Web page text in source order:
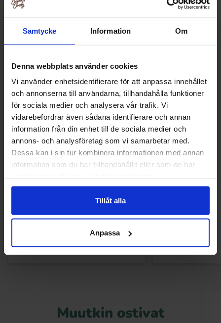
Samtycke Information Om
Denna webbplats använder cookies
Vi använder enhetsidentifierare för att anpassa innehållet
och annonserna till användarna, tillhandahålla funktioner
för sociala medier och analysera vår trafik. Vi
vidarebefordrar även sådana identifierare och annan
information från din enhet till de sociala medier och
annons- och analysföretag som vi samarbetar med.
Dessa kan i sin tur kombinera informationen med annan
information som du har tillhandahållit eller som de har
Tillåt alla
Anpassa
Muut pitivät
Warheads Extreme Sour Hard Candy
Warheads
Muutkin ostivat